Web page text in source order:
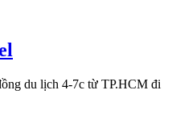
du lịch 4-7c từ TP.HCM đi